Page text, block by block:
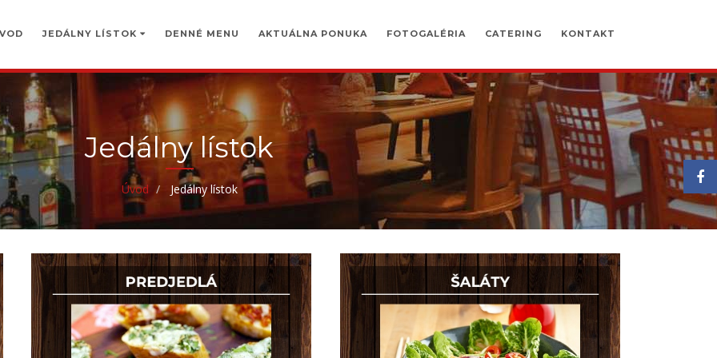
JEDÁLNY LÍSTOK DENNÉ MENU AKTUÁLNA PONUKA FOTOGALÉRIA CATERING KONTAKT
Jedálny lístok
Úvod Jedálny lístok